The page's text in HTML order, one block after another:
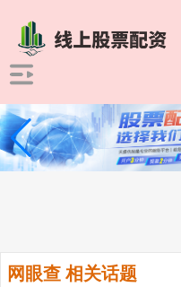
网眼查 相关话题